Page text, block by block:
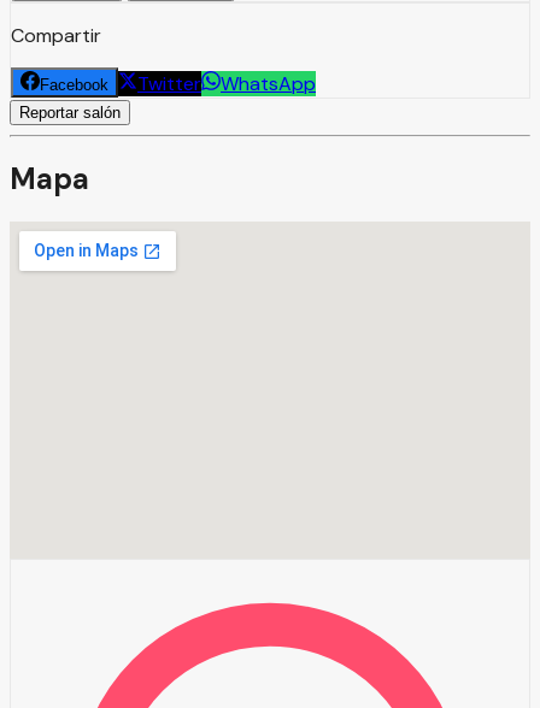
Compartir
Facebook Twitter WhatsApp
Reportar salón
Mapa